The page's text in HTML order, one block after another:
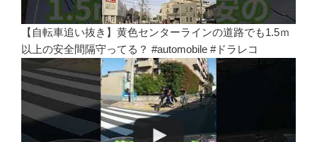
【自転車追い抜き】黄色センターラインの道路でも1.5ｍ
以上の安全間隔守ってる？ #automobile #ドラレコ